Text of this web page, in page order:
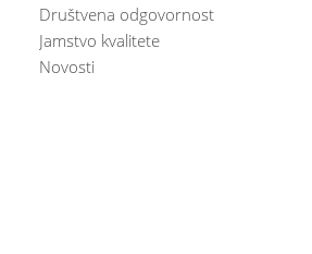
Društvena odgovornost
Jamstvo kvalitete
Novosti